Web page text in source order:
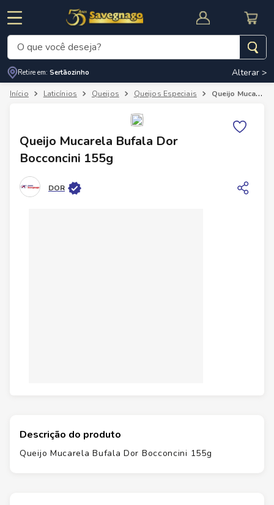
CUPOM DE DESCONTO
O que você deseja?
Retire em: Sertãozinho Alterar >
Laticínios Queijos Queijos Especiais Queijo Mucarela Bufala Dor Bocconcini 155g
Queijo Mucarela Bufala Dor
Bocconcini 155g
DOR
Descrição do produto
Queijo Mucarela Bufala Dor Bocconcini 155g
Termos mais buscados
3º
cerveja
5º arroz